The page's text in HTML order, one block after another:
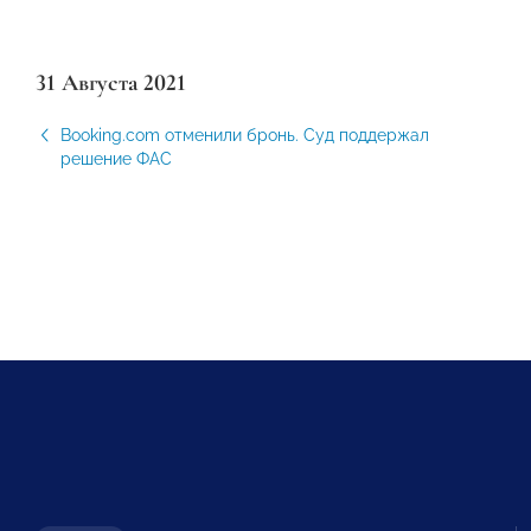
31 Августа 2021
Booking.com отменили бронь. Суд поддержал
решение ФАС